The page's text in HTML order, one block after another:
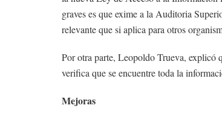
graves es que exime a la Auditoria
relevante que si aplica para otros
Por otra parte, Leopoldo Trueva, explicó
verifica que se encuentre toda la
Mejoras